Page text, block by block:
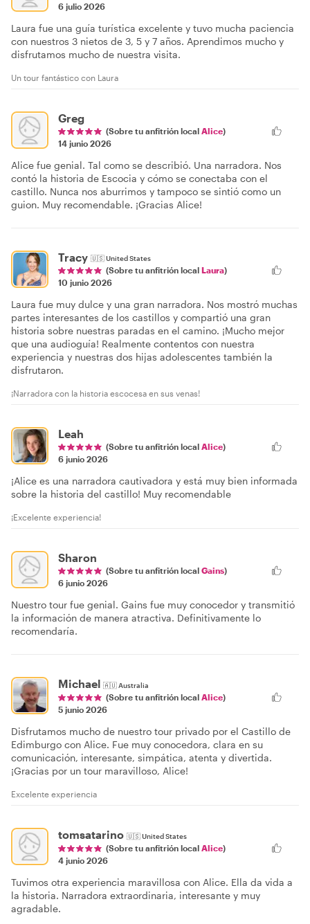
6 julio 2026
Laura fue una guía turística excelente y tuvo mucha paciencia
con nuestros 3 nietos de 3, 5 y 7 años. Aprendimos mucho y
disfrutamos mucho de nuestra visita.
Un tour fantástico con Laura
Greg
(Sobre tu anfitrión local Alice)
14 junio 2026
Alice fue genial. Tal como se describió. Una narradora. Nos
contó la historia de Escocia y cómo se conectaba con el
castillo. Nunca nos aburrimos y tampoco se sintió como un
guion. Muy recomendable. ¡Gracias Alice!
Tracy 🇺🇸United States
(Sobre tu anfitrión local Laura)
10 junio 2026
Laura fue muy dulce y una gran narradora. Nos mostró muchas
partes interesantes de los castillos y compartió una gran
historia sobre nuestras paradas en el camino. ¡Mucho mejor
que una audioguía! Realmente contentos con nuestra
experiencia y nuestras dos hijas adolescentes también la
disfrutaron.
¡Narradora con la historia escocesa en sus venas!
Leah
(Sobre tu anfitrión local Alice)
6 junio 2026
¡Alice es una narradora cautivadora y está muy bien informada
sobre la historia del castillo! Muy recomendable
¡Excelente experiencia!
Sharon
(Sobre tu anfitrión local Gains)
6 junio 2026
Nuestro tour fue genial. Gains fue muy conocedor y transmitió
la información de manera atractiva. Definitivamente lo
recomendaría.
Michael 🇦🇺Australia
(Sobre tu anfitrión local Alice)
5 junio 2026
Disfrutamos mucho de nuestro tour privado por el Castillo de
Edimburgo con Alice. Fue muy conocedora, clara en su
comunicación, interesante, simpática, atenta y divertida.
¡Gracias por un tour maravilloso, Alice!
Excelente experiencia
tomsatarino 🇺🇸United States
(Sobre tu anfitrión local Alice)
4 junio 2026
Tuvimos otra experiencia maravillosa con Alice. Ella da vida a
la historia. Narradora extraordinaria, interesante y muy
agradable.